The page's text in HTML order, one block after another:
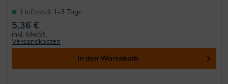
Lieferzeit 1-3 Tage
5,36 €
inkl. MwSt.
Versandkosten
In den Warenkorb